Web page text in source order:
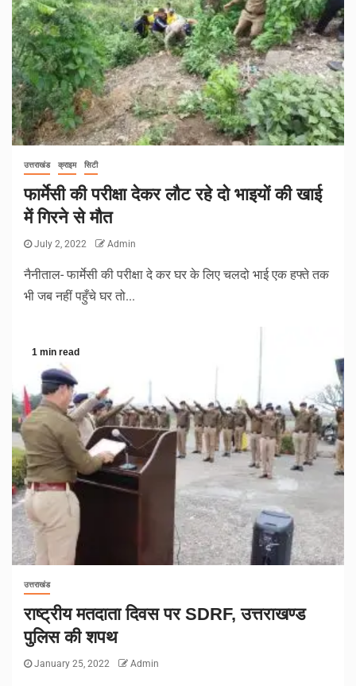
उत्तराखंड क्राइम सिटी
फार्मेसी की परीक्षा देकर लौट रहे दो भाइयों की खाई
में गिरने से मौत
July 2, 2022 Admin
नैनीताल- फार्मेसी की परीक्षा दे कर घर के लिए चलदो भाई एक हफ्ते तक
भी जब नहीं पहुँचे घर तो...
1 min read
उत्तराखंड
राष्ट्रीय मतदाता दिवस पर SDRF, उत्तराखण्ड
पुलिस की शपथ
January 25, 2022 Admin